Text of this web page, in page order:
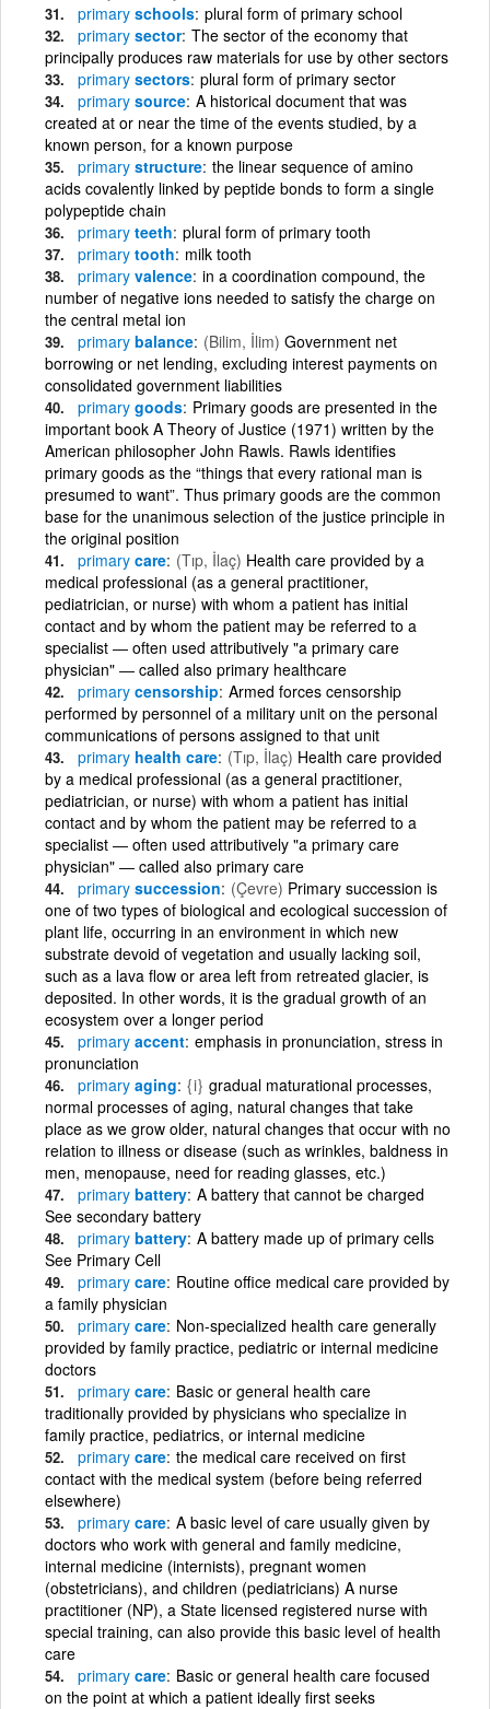
primary schools plural form of primary school
primary sector The sector of the economy that
principally produces raw materials for use by other sectors
primary sectors plural form of primary sector
primary source A historical document that was
created at or near the time of the events studied, by a
known person, for a known purpose
primary structure the linear sequence of amino
acids covalently linked by peptide bonds to form a single
polypeptide chain
primary teeth plural form of primary tooth
primary tooth milk tooth
primary valence in a coordination compound, the
number of negative ions needed to satisfy the charge on
the central metal ion
primary balance (Bilim, İlim) Government net
borrowing or net lending, excluding interest payments on
consolidated government liabilities
primary goods Primary goods are presented in the
important book A Theory of Justice (1971) written by the
American philosopher John Rawls. Rawls identifies
primary goods as the “things that every rational man is
presumed to want”. Thus primary goods are the common
base for the unanimous selection of the justice principle in
the original position
primary care (Tıp, İlaç) Health care provided by a
medical professional (as a general practitioner,
pediatrician, or nurse) with whom a patient has initial
contact and by whom the patient may be referred to a
specialist ― often used attributively "a primary care
physician" ― called also primary healthcare
primary censorship Armed forces censorship
performed by personnel of a military unit on the personal
communications of persons assigned to that unit
primary health care (Tıp, İlaç) Health care provided
by a medical professional (as a general practitioner,
pediatrician, or nurse) with whom a patient has initial
contact and by whom the patient may be referred to a
specialist ― often used attributively "a primary care
physician" ― called also primary care
primary succession (Çevre) Primary succession is
one of two types of biological and ecological succession of
plant life, occurring in an environment in which new
substrate devoid of vegetation and usually lacking soil,
such as a lava flow or area left from retreated glacier, is
deposited. In other words, it is the gradual growth of an
ecosystem over a longer period
primary accent emphasis in pronunciation, stress in
pronunciation
primary aging {i} gradual maturational processes,
normal processes of aging, natural changes that take
place as we grow older, natural changes that occur with no
relation to illness or disease (such as wrinkles, baldness in
men, menopause, need for reading glasses, etc.)
primary battery A battery that cannot be charged
See secondary battery
primary battery A battery made up of primary cells
See Primary Cell
primary care Routine office medical care provided by
a family physician
primary care Non-specialized health care generally
provided by family practice, pediatric or internal medicine
doctors
primary care Basic or general health care
traditionally provided by physicians who specialize in
family practice, pediatrics, or internal medicine
primary care the medical care received on first
contact with the medical system (before being referred
elsewhere)
primary care A basic level of care usually given by
doctors who work with general and family medicine,
internal medicine (internists), pregnant women
(obstetricians), and children (pediatricians) A nurse
practitioner (NP), a State licensed registered nurse with
special training, can also provide this basic level of health
care
primary care Basic or general health care focused
on the point at which a patient ideally first seeks